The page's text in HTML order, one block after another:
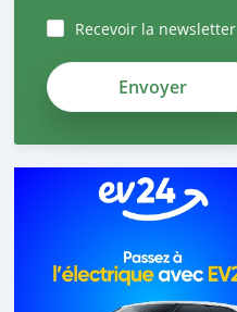
Recevoir la newsletter